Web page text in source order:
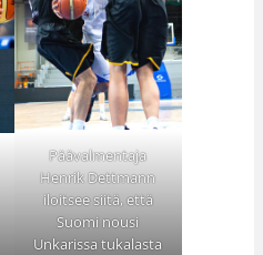
Päävalmentaja
Henrik Dettmann
iloitsee siitä, että
Suomi nousi
Unkarissa tukalasta